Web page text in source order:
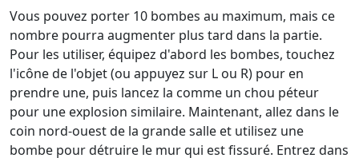
Vous pouvez porter 10 bombes au maximum, mais ce
nombre pourra augmenter plus tard dans la partie.
Pour les utiliser, équipez d'abord les bombes, touchez
l'icône de l'objet (ou appuyez sur L ou R) pour en
prendre une, puis lancez la comme un chou péteur
pour une explosion similaire. Maintenant, allez dans le
coin nord-ouest de la grande salle et utilisez une
bombe pour détruire le mur qui est fissuré. Entrez dans